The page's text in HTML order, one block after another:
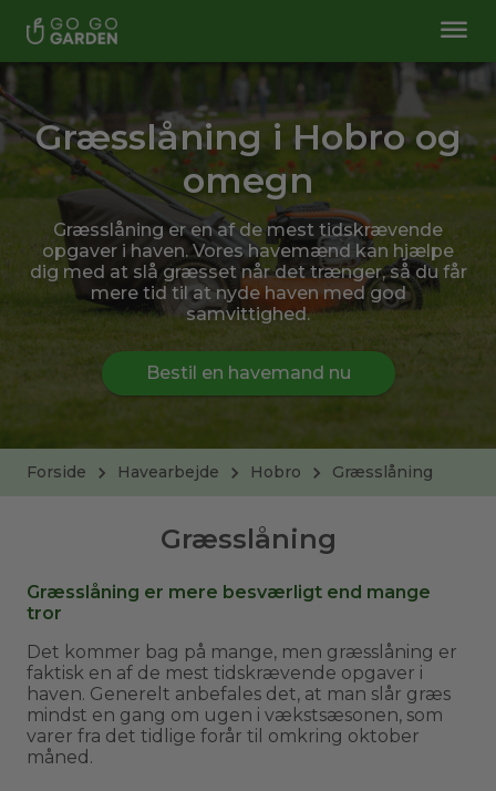
Græsslåning i Hobro og
omegn
Græsslåning er en af de mest tidskrævende
opgaver i haven. Vores havemænd kan hjælpe
dig med at slå græsset når det trænger, så du får
mere tid til at nyde haven med god
samvittighed.
Bestil en havemand nu
Forside Havearbejde Hobro Græsslåning
Græsslåning
Græsslåning er mere besværligt end mange
tror
Det kommer bag på mange, men græsslåning er
faktisk en af de mest tidskrævende opgaver i
haven. Generelt anbefales det, at man slår græs
mindst en gang om ugen i vækstsæsonen, som
varer fra det tidlige forår til omkring oktober
måned.